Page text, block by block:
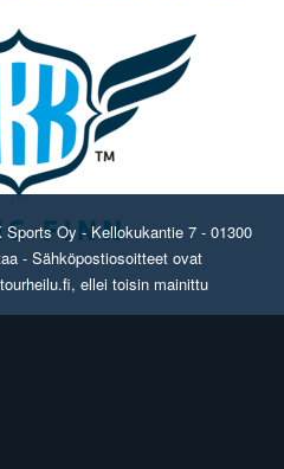
Sports Oy - Kellokukantie 7 - 01300
- Sähköpostiosoitteet ovat
ellei toisin mainittu